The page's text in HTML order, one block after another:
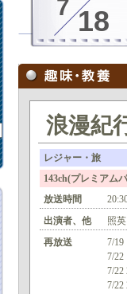
7 18
浪漫紀
レジャー・旅
143ch(プレミア
放送時間
出演者、他
照英
再放送
7/
7/
7/
7/